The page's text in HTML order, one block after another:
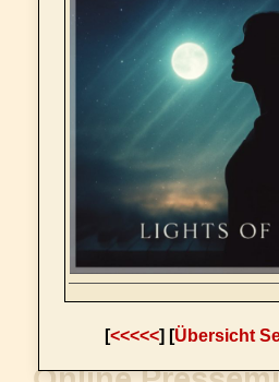
[<<<<<] [Übersicht